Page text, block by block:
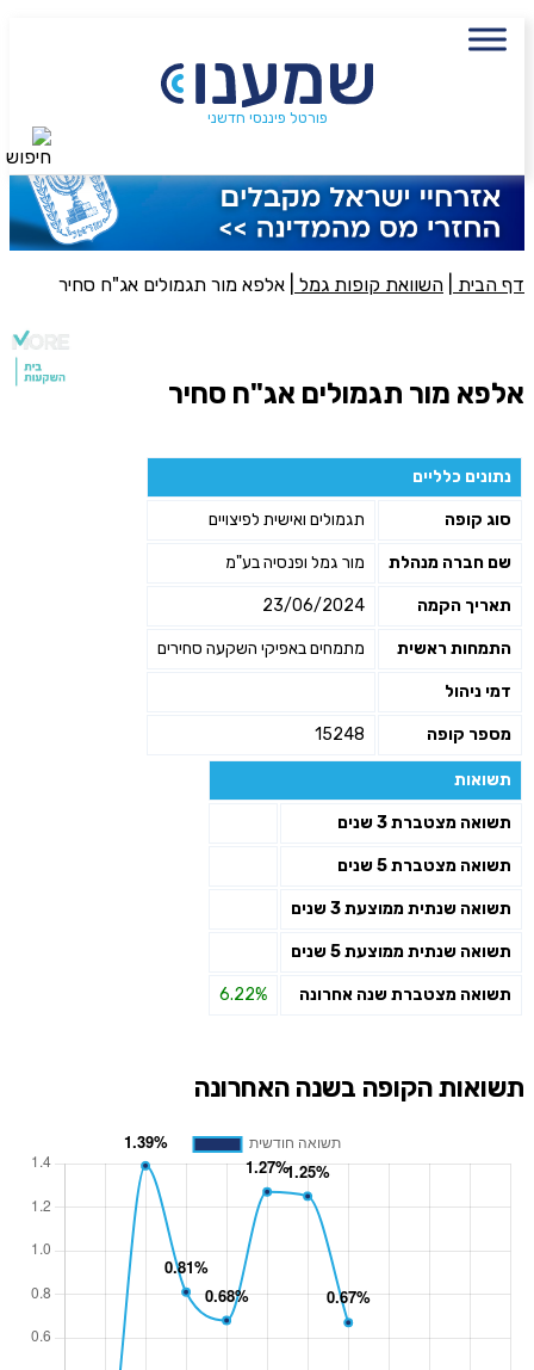
פורטל פיננסי חדשני
דף הבית השוואת קופות גמל אלפא מור תגמולים אג"ח סחיר
אלפא מור תגמולים אג"ח סחיר
נתונים כלליים
סוג קופה תגמולים ואישית לפיצויים
שם חברה מנהלת מור גמל ופנסיה בע"מ
תאריך הקמה 23/06/2024
התמחות ראשית מתמחים באפיקי השקעה סחירים
דמי ניהול
מספר קופה 15248
תשואות
תשואה מצטברת 3 שנים
תשואה מצטברת 5 שנים
תשואה שנתית ממוצעת 3 שנים
תשואה שנתית ממוצעת 5 שנים
תשואה מצטברת שנה אחרונה 6.22%
תשואות הקופה בשנה האחרונה
שם מלא
פעולה נדרשת
מאשר כי פרטיי ישמשו לקבלת פניות והצעות שיווקיות למוצרים
פנסיוניים\ביטוח באמצעות טלפון, מייל או SMS מאיתנו או צד שלישי
שליחה
חיפוש